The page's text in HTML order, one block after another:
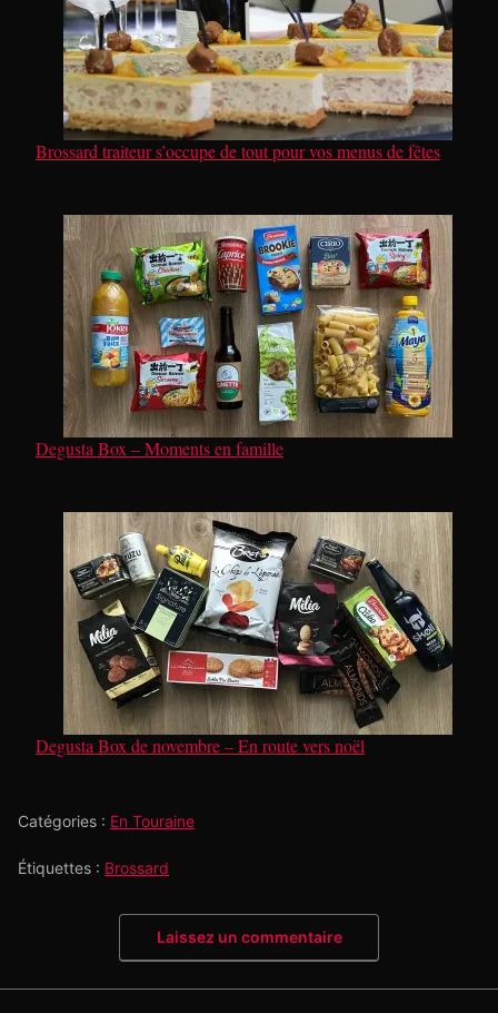
Brossard traiteur s’occupe de tout pour vos menus de fêtes
Degusta Box – Moments en famille
Degusta Box de novembre – En route vers noël
Catégories : En Touraine
Étiquettes : Brossard
Laissez un commentaire